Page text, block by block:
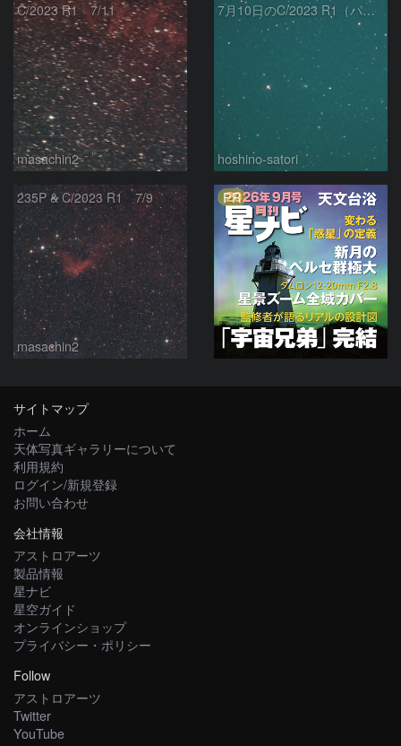
C/2023 R1 7/11
masachin2
7月10日のC/2023 R1（パンスターズ彗星）
hoshino-satori
235P & C/2023 R1 7/9
masachin2
PR
サイトマップ
ホーム
天体写真ギャラリーについて
利用規約
ログイン/新規登録
お問い合わせ
会社情報
アストロアーツ
製品情報
星ナビ
星空ガイド
オンラインショップ
プライバシー・ポリシー
Follow
アストロアーツ
Twitter
YouTube